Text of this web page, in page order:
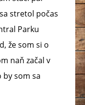
stretol počas
Parku
že som si o
naň začal v
by som sa